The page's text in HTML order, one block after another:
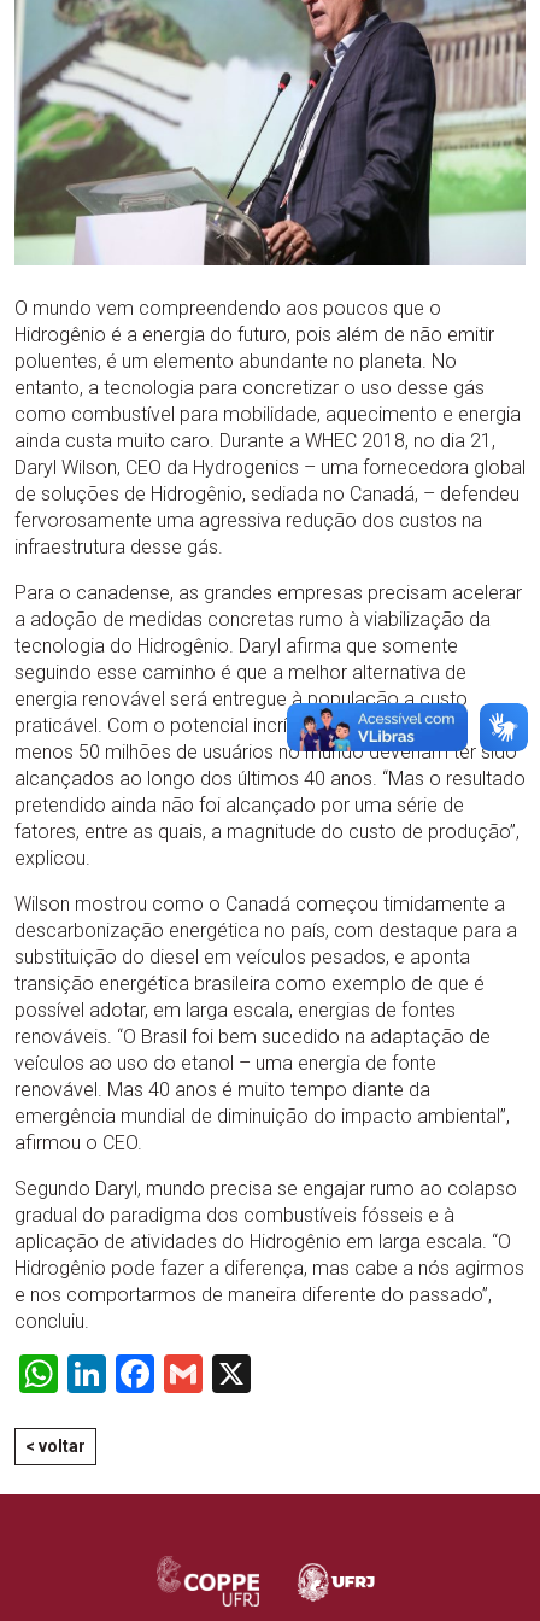
O mundo vem compreendendo aos poucos que o
Hidrogênio é a energia do futuro, pois além de não emitir
poluentes, é um elemento abundante no planeta. No
entanto, a tecnologia para concretizar o uso desse gás
como combustível para mobilidade, aquecimento e energia
ainda custa muito caro. Durante a WHEC 2018, no dia 21,
Daryl Wilson, CEO da Hydrogenics – uma fornecedora global
de soluções de Hidrogênio, sediada no Canadá, – defendeu
fervorosamente uma agressiva redução dos custos na
infraestrutura desse gás.
Para o canadense, as grandes empresas precisam acelerar
a adoção de medidas concretas rumo à viabilização da
tecnologia do Hidrogênio. Daryl afirma que somente
seguindo esse caminho é que a melhor alternativa de
energia renovável será entregue à população a custo
praticável. Com o potencial incrível do Hidrogênio, ao
menos 50 milhões de usuários no mundo deveriam ter sido
alcançados ao longo dos últimos 40 anos. “Mas o resultado
pretendido ainda não foi alcançado por uma série de
fatores, entre as quais, a magnitude do custo de produção”,
explicou.
Wilson mostrou como o Canadá começou timidamente a
descarbonização energética no país, com destaque para a
substituição do diesel em veículos pesados, e aponta
transição energética brasileira como exemplo de que é
possível adotar, em larga escala, energias de fontes
renováveis. “O Brasil foi bem sucedido na adaptação de
veículos ao uso do etanol – uma energia de fonte
renovável. Mas 40 anos é muito tempo diante da
emergência mundial de diminuição do impacto ambiental”,
afirmou o CEO.
Segundo Daryl, mundo precisa se engajar rumo ao colapso
gradual do paradigma dos combustíveis fósseis e à
aplicação de atividades do Hidrogênio em larga escala. “O
Hidrogênio pode fazer a diferença, mas cabe a nós agirmos
e nos comportarmos de maneira diferente do passado”,
concluiu.
WhatsApp
LinkedIn
Facebook
Gmail
< voltar